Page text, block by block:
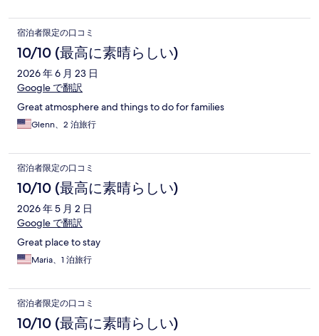
宿泊者限定の口コミ
10/10 (最高に素晴らしい)
2026 年 6 月 23 日
Google で翻訳
Great atmosphere and things to do for families
Glenn、2 泊旅行
宿泊者限定の口コミ
10/10 (最高に素晴らしい)
2026 年 5 月 2 日
Google で翻訳
Great place to stay
Maria、1 泊旅行
宿泊者限定の口コミ
10/10 (最高に素晴らしい)